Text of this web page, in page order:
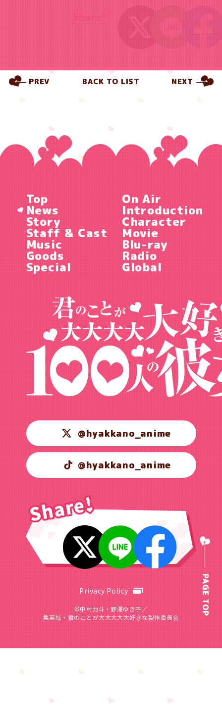
PREV BACK TO LIST NEXT
Top On Air
News Introduction
Story Character
Staff & Cast Movie
Music Blu-ray
Goods Radio
Special Global
@hyakkano_anime
@hyakkano_anime
Privacy Policy
©中村力斗・野澤ゆき子／
集英社・君のことが大大大大大好きな製作委員会
PAGE TOP